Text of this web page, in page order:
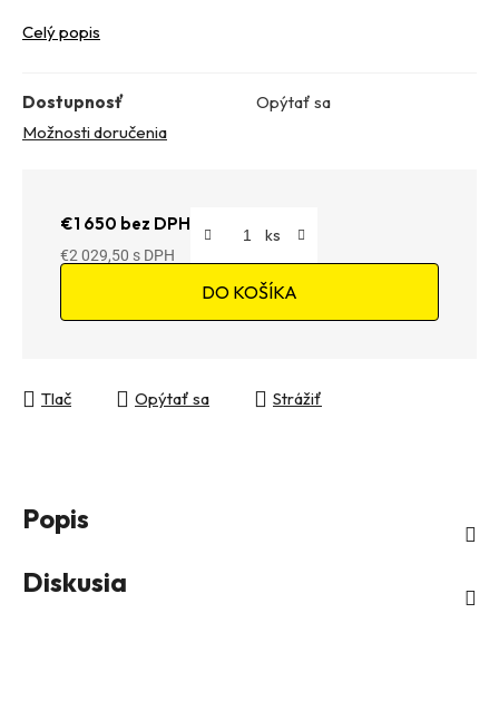
Celý popis
Dostupnosť
Opýtať sa
Možnosti doručenia
€1 650 bez DPH
€2 029,50
DO KOŠÍKA
Tlač Opýtať sa Strážiť
Popis
Diskusia